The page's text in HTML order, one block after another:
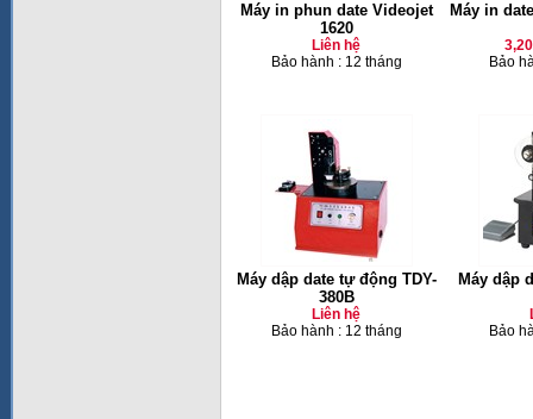
Máy in phun date Videojet
1620
Liên hệ
Bảo hành : 12 tháng
Máy in
Bảo
Máy dập date tự động TDY-
380B
Liên hệ
Bảo hành : 12 tháng
Máy dập
Bảo